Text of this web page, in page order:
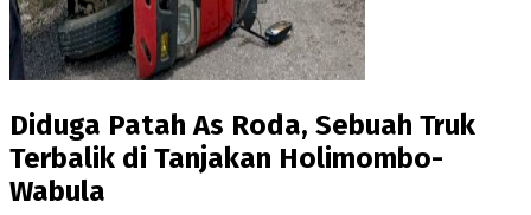
Diduga Patah As Roda, Sebuah Truk
Terbalik di Tanjakan Holimombo-
Wabula